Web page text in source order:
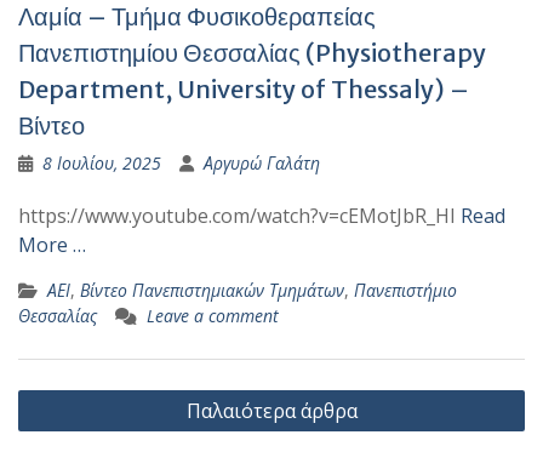
Λαμία – Τμήμα Φυσικοθεραπείας
Πανεπιστημίου Θεσσαλίας (Physiotherapy
Department, University of Thessaly) –
Βίντεο
8 Ιουλίου, 2025 Αργυρώ Γαλάτη
https://www.youtube.com/watch?v=cEMotJbR_HI Read
More …
ΑΕΙ, Βίντεο Πανεπιστημιακών Τμημάτων, Πανεπιστήμιο
Θεσσαλίας
Leave a comment
Πλοήγηση
άρθρων
Παλαιότερα άρθρα